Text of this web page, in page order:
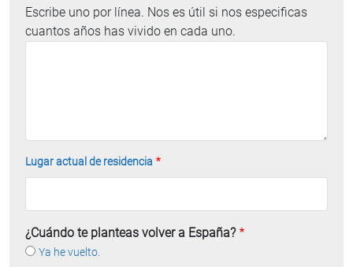
Escribe uno por línea. Nos es útil si nos especificas
cuantos años has vivido en cada uno.
Lugar actual de residencia
¿Cuándo te planteas volver a España?
Ya he vuelto.